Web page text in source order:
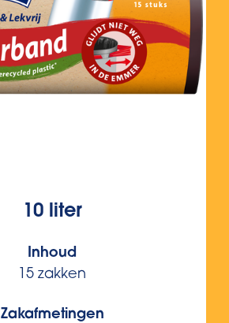
10 liter
Inhoud
15 zakken
Zakafmetingen